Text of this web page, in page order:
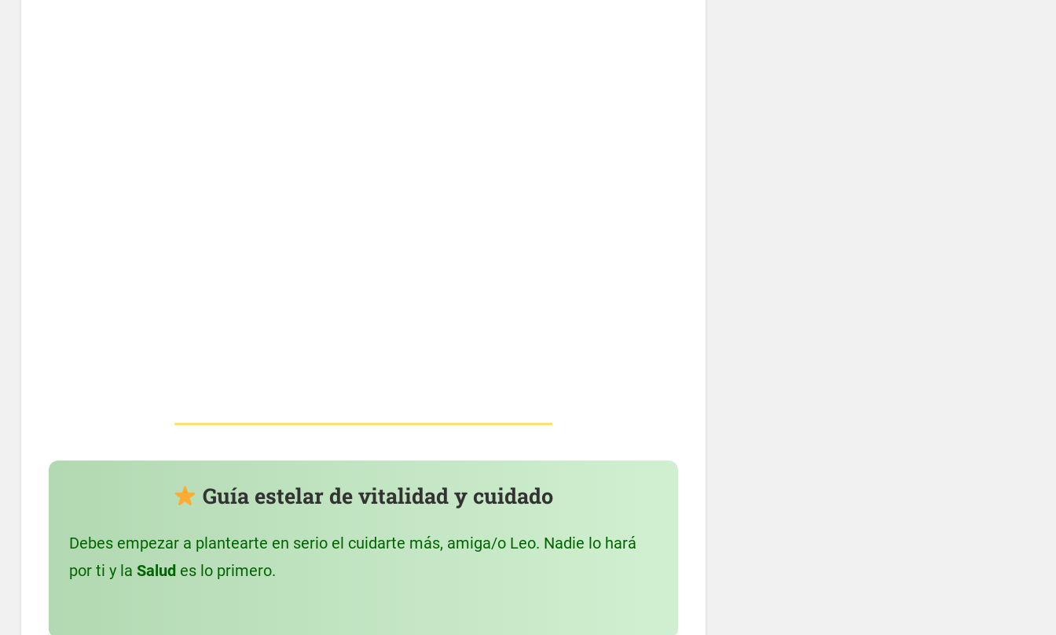
Guía estelar de vitalidad y cuidado
Debes empezar a plantearte en serio el cuidarte más, amiga/o Leo. Nadie lo hará
por ti y la Salud es lo primero.